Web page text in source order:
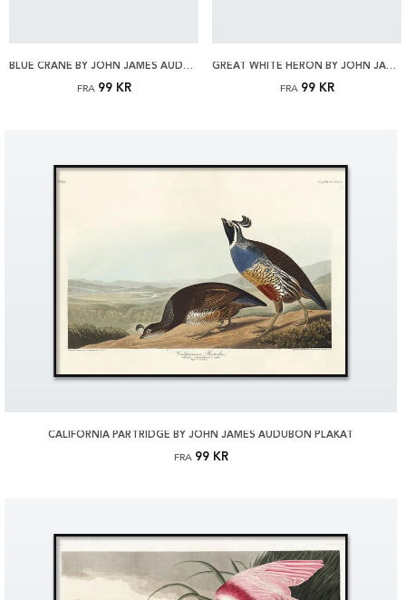
BLUE CRANE BY JOHN JAMES AUDUBON PLAKAT
FRA 99 KR
CALIFORNIA PARTRIDGE BY JOHN JAMES AUDUBON PLAKAT
FRA 99 KR
GREAT WHITE HERON BY JOHN JAMES AUDUBON PLAKAT
FRA 99 KR